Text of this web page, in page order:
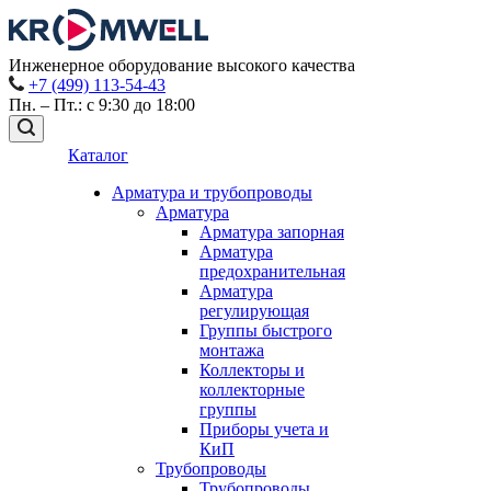
Инженерное оборудование высокого качества
+7 (499) 113-54-43
Пн. – Пт.: с 9:30 до 18:00
Каталог
Арматура и трубопроводы
Арматура
Арматура запорная
Арматура
предохранительная
Арматура
регулирующая
Группы быстрого
монтажа
Коллекторы и
коллекторные
группы
Приборы учета и
КиП
Трубопроводы